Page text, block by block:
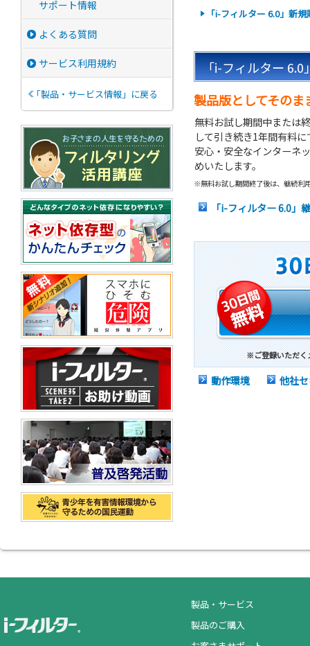
「i-フィルター 6.0」新規
「i-フィルター 6.0
製品版としてその
無料お試し期間中または
して引き続き1年間有料
安心・安全なインターネ
めいたします。
※無料お試し期間終了後は、継続利
「i-フィルター 6.0」
※ご登録いただく
動作環境 他社
サポート情報
よくある質問
サービス利用規約
「製品・サービス情報」に戻る
製品・サービス
製品のご購入